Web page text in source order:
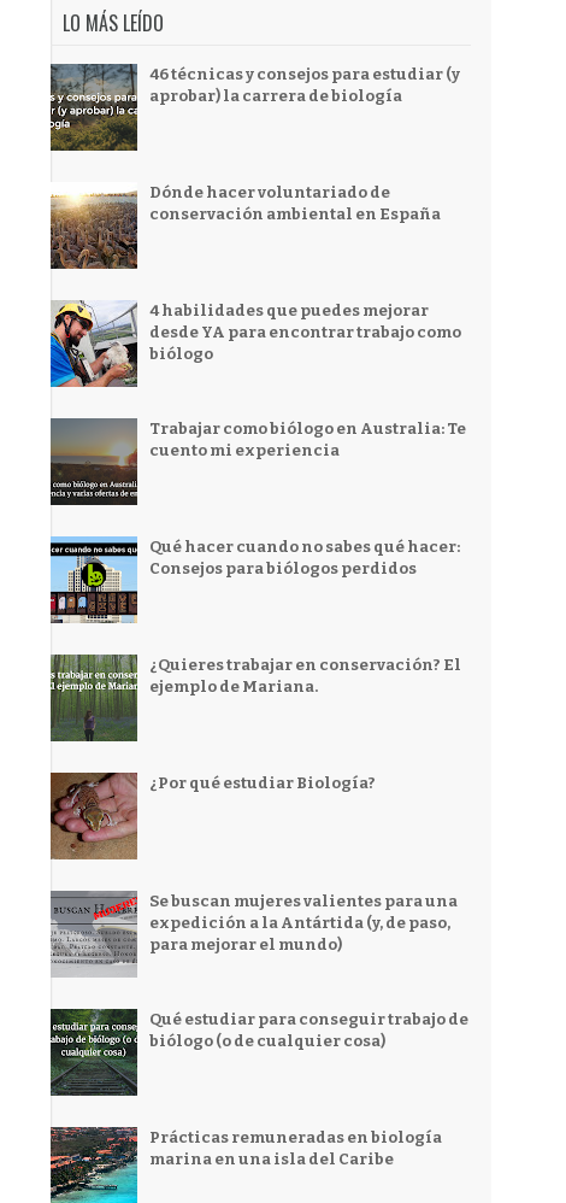
LO MÁS LEÍDO
46 técnicas y consejos para estudiar (y
aprobar) la carrera de biología
Dónde hacer voluntariado de
conservación ambiental en España
4 habilidades que puedes mejorar
desde YA para encontrar trabajo como
biólogo
Trabajar como biólogo en Australia: Te
cuento mi experiencia
Qué hacer cuando no sabes qué hacer:
Consejos para biólogos perdidos
¿Quieres trabajar en conservación? El
ejemplo de Mariana.
¿Por qué estudiar Biología?
Se buscan mujeres valientes para una
expedición a la Antártida (y, de paso,
para mejorar el mundo)
Qué estudiar para conseguir trabajo de
biólogo (o de cualquier cosa)
Prácticas remuneradas en biología
marina en una isla del Caribe